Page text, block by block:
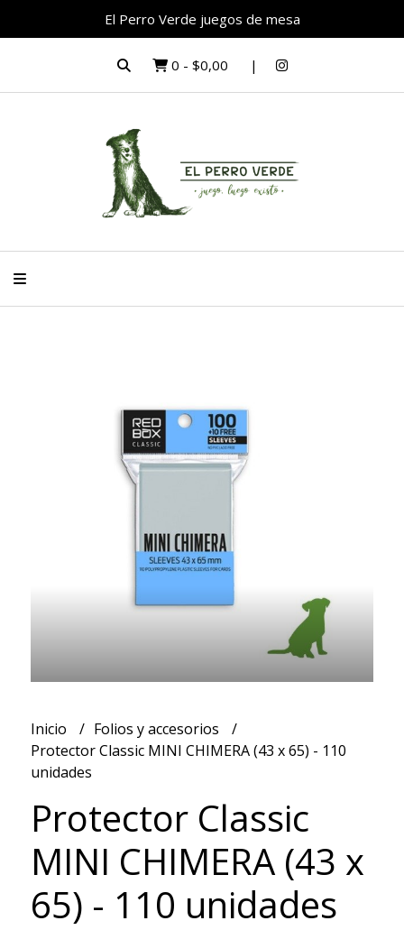
El Perro Verde juegos de mesa
0 - $0,00
Inicio
Folios y accesorios
Protector Classic MINI CHIMERA (43 x 65) - 110
unidades
Protector Classic
MINI CHIMERA (43 x
65) - 110 unidades